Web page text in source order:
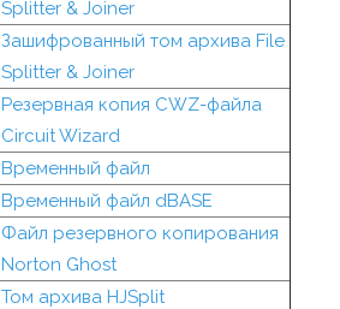
Splitter & Joiner
Зашифрованный том архива File
Splitter & Joiner
Резервная копия CWZ-файла
Circuit Wizard
Временный файл
Временный файл dBASE
Файл резервного копирования
Norton Ghost
Том архива HJSplit